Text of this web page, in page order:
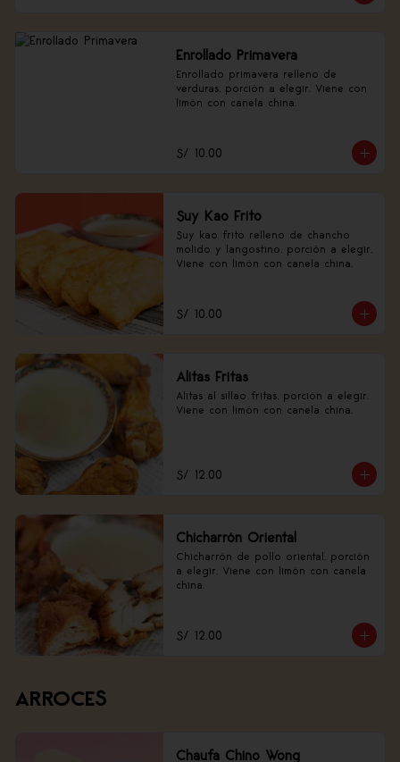
Enrollado Primavera
Enrollado primavera relleno de
verduras, porción a elegir. Viene con
limón con canela china.
S/ 10.00
Suy Kao Frito
Suy kao frito relleno de chancho
molido y langostino, porción a elegir.
Viene con limón con canela china.
S/ 10.00
Alitas Fritas
Alitas al sillao fritas, porción a elegir.
Viene con limón con canela china.
S/ 12.00
Chicharrón Oriental
Chicharrón de pollo oriental, porción
a elegir. Viene con limón con canela
china.
S/ 12.00
ARROCES
Chaufa Chino Wong